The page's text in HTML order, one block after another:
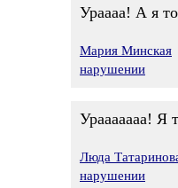
Ураааа! А я
Мария Минская
нарушении
Урааааааа! Я
Люда
нарушении